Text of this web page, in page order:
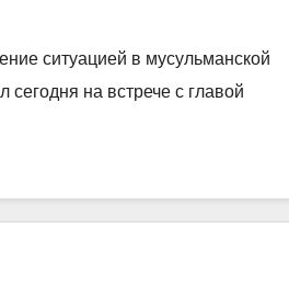
ситуацией в мусульманской
на встрече с главой